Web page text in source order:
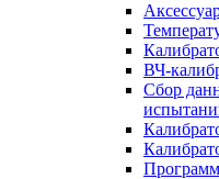
ВЧ-
Сбор